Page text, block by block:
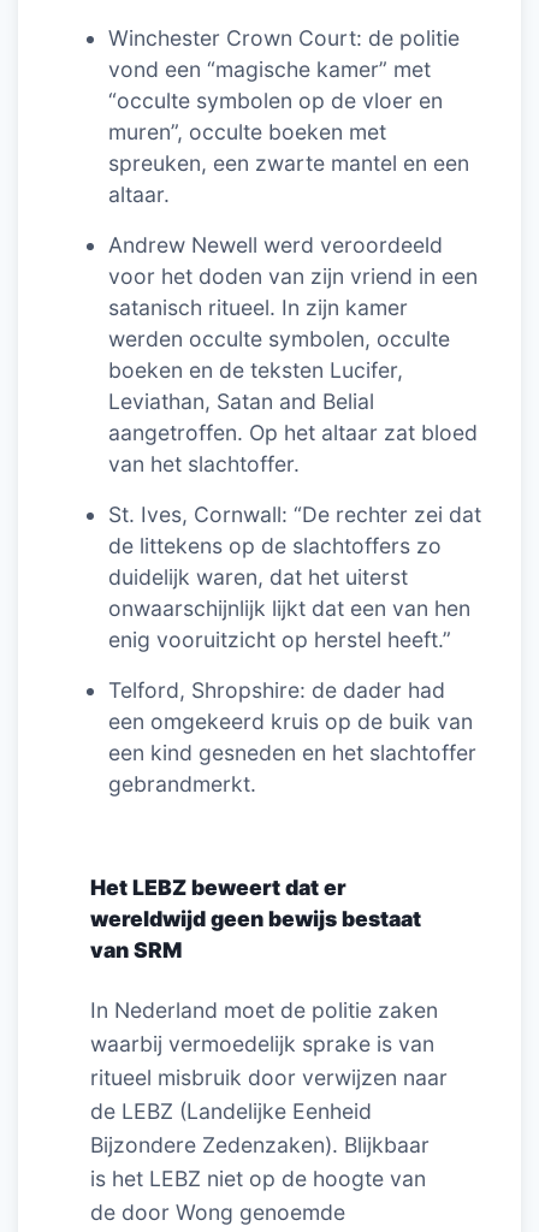
Winchester Crown Court: de politie
vond een “magische kamer” met
“occulte symbolen op de vloer en
muren”, occulte boeken met
spreuken, een zwarte mantel en een
altaar.
Andrew Newell werd veroordeeld
voor het doden van zijn vriend in een
satanisch ritueel. In zijn kamer
werden occulte symbolen, occulte
boeken en de teksten Lucifer,
Leviathan, Satan and Belial
aangetroffen. Op het altaar zat bloed
van het slachtoffer.
St. Ives, Cornwall: “De rechter zei dat
de littekens op de slachtoffers zo
duidelijk waren, dat het uiterst
onwaarschijnlijk lijkt dat een van hen
enig vooruitzicht op herstel heeft.”
Telford, Shropshire: de dader had
een omgekeerd kruis op de buik van
een kind gesneden en het slachtoffer
gebrandmerkt.
Het LEBZ beweert dat er
wereldwijd geen bewijs bestaat
van SRM
In Nederland moet de politie zaken
waarbij vermoedelijk sprake is van
ritueel misbruik door verwijzen naar
de LEBZ (Landelijke Eenheid
Bijzondere Zedenzaken). Blijkbaar
is het LEBZ niet op de hoogte van
de door Wong genoemde